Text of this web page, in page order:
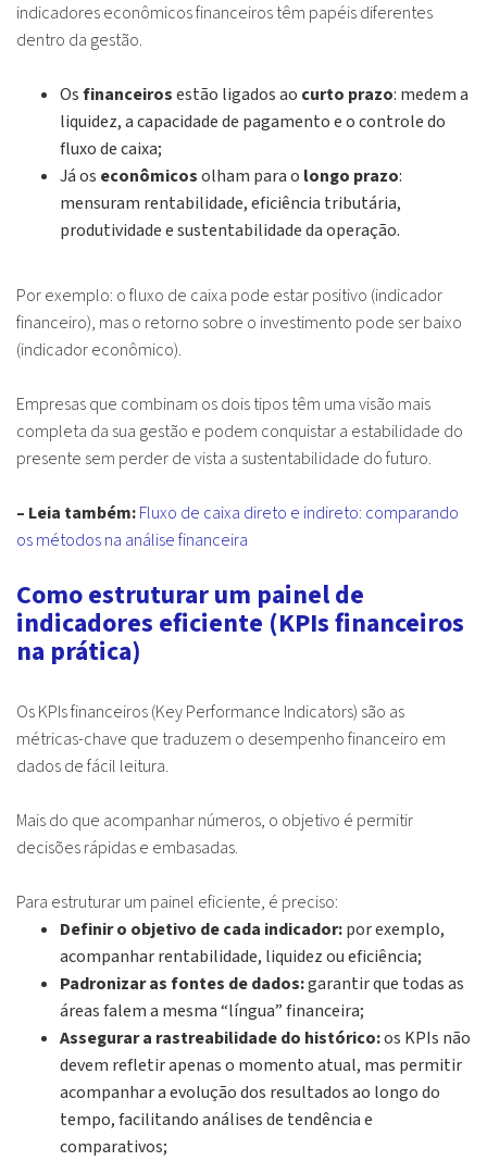
indicadores econômicos financeiros têm papéis diferentes
dentro da gestão.
Osfinanceirosestão ligados ao curto prazo: medem a
liquidez, a capacidade de pagamento e o controle do
fluxo de caixa;
Já os econômicosolham para o longo prazo:
mensuram rentabilidade, eficiência tributária,
produtividade e sustentabilidade da operação.
Por exemplo: o fluxo de caixa pode estar positivo (indicador
financeiro), mas o retorno sobre o investimento pode ser baixo
(indicador econômico).
Empresas que combinam os dois tipos têm uma visão mais
completa da sua gestão e podem conquistar a estabilidade do
presente sem perder de vista a sustentabilidade do futuro.
– Leia também:Fluxo de caixa direto e indireto: comparando
os métodos na análise financeira
Como estruturar um painel de
indicadores eficiente (KPIs financeiros
na prática)
Os KPIs financeiros (Key Performance Indicators) são as
métricas-chave que traduzem o desempenho financeiro em
dados de fácil leitura.
Mais do que acompanhar números, o objetivo é permitir
decisões rápidas e embasadas.
Para estruturar um painel eficiente, é preciso:
Definir o objetivo de cada indicador:por exemplo,
acompanhar rentabilidade, liquidez ou eficiência;
Padronizar as fontes de dados:garantir que todas as
áreas falem a mesma “língua” financeira;
Assegurar a rastreabilidade do histórico:os KPIs não
devem refletir apenas o momento atual, mas permitir
acompanhar a evolução dos resultados ao longo do
tempo, facilitando análises de tendência e
comparativos;